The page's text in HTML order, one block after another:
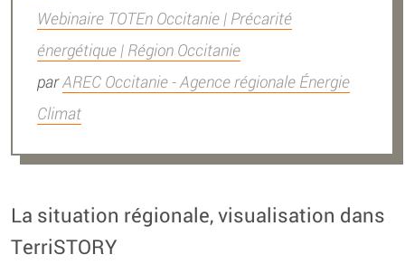
Webinaire TOTEn Occitanie | Précarité
énergétique | Région Occitanie
parAREC Occitanie - Agence régionale Énergie
Climat
La situation régionale, visualisation dans
TerriSTORY